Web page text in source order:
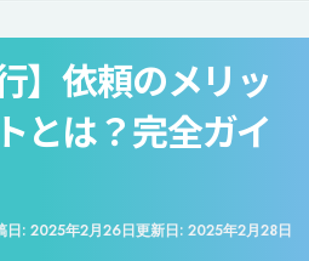
】依頼のメリッ
とは？完全ガイ
日: 2025年2月26日更新日: 2025年2月28日